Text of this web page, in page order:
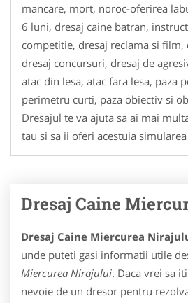
mancare, mort, noroc-oferirea
6 luni, dresaj caine batran,
competitie, dresaj reclama si film,
dresaj concursuri, dresaj de
atac din lesa, atac fara lesa, paza
perimetru curti, paza obiectiv si
Dresajul te va ajuta sa ai mai
tau si sa ii oferi acestuia
Dresaj Caine
Dresaj Caine Miercurea
unde puteti gasi informatii utile
Miercurea Nirajului. Daca vrei sa
nevoie de un dresor pentru